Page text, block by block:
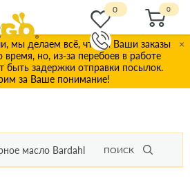
мы делаем всё, чтобы Ваши заказы
но, из-за перебоев в работе
быть задержки отправки посылок.
за Ваше понимание!
×
ПОИСК
0